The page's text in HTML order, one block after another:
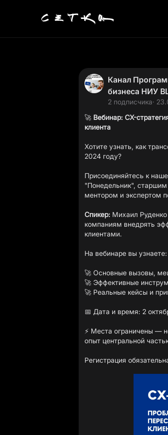
Канал
бизнеса НИУ
2 подписчика·
🚀 Вебинар: CX-
клиента
Хотите узнать, как
2024 году?
Присоединяйтесь к
"Понедельник",
ментором и экспертом
Спикер: Михаил
компаниям внедрять
клиентами.
На вебинаре вы узнаете:
🚀 Основные вызовы,
🚀 Эффективные
🚀 Реальные кейсы и
📅 Дата и время: 2
⚡ Места ограничены —
опыт центральной
Регистрация